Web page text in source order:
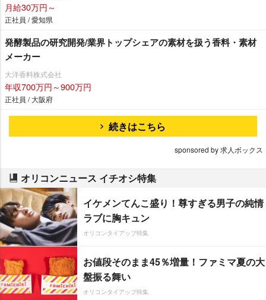
月給30万円～
正社員 / 愛知県
発酵製品の研究開発/業界トップシェアの素材を扱う香料・素材
メーカー
大洋香料株式会社
年収700万円～900万円
正社員 / 大阪府
続きはこちら
sponsored by 求人ボックス
オリコンニュース イチオシ特集
イケメンてんこ盛り！尊すぎる男子の純情
ラブに胸キュン
オリコンタイアップ特集
お値段そのまま45％増量！ファミマ夏の大
盤振る舞い
オリコンタイアップ特集